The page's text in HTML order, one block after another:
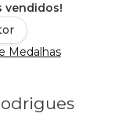
vendidos!
Medalhas